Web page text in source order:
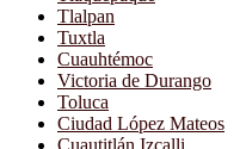
Tlalpan
Tuxtla
Cuauhtémoc
Victoria de Durango
Toluca
Ciudad López Mateos
Cuautitlán Izcalli